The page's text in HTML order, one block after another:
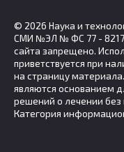
© 2026 Наука и
СМИ №ЭЛ № ФС 77 -
сайта запрещено.
приветствуется при
на страницу
являются основанием
решений о лечении без
Категория